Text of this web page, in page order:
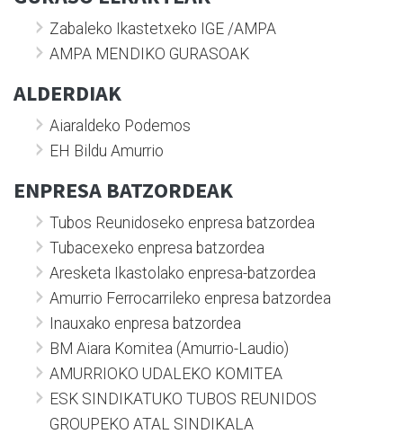
Zabaleko Ikastetxeko IGE /AMPA
AMPA MENDIKO GURASOAK
ALDERDIAK
Aiaraldeko Podemos
EH Bildu Amurrio
ENPRESA BATZORDEAK
Tubos Reunidoseko enpresa batzordea
Tubacexeko enpresa batzordea
Aresketa Ikastolako enpresa-batzordea
Amurrio Ferrocarrileko enpresa batzordea
Inauxako enpresa batzordea
BM Aiara Komitea (Amurrio-Laudio)
AMURRIOKO UDALEKO KOMITEA
ESK SINDIKATUKO TUBOS REUNIDOS
GROUPEKO ATAL SINDIKALA